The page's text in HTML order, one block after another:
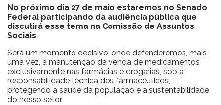
No próximo dia 27 de maio estaremos no Senado
Federal participando da audiência pública que
discutirá esse tema na Comissão de Assuntos
Sociais.
Será um momento decisivo, onde defenderemos, mais
uma vez, a manutenção da venda de medicamentos
exclusivamente nas farmácias e drogarias, sob a
responsabilidade técnica dos farmacêuticos,
protegendo a saúde da população e a sustentabilidade
do nosso setor.